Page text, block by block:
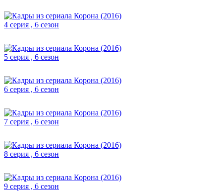
4 серия , 6 сезон
5 серия , 6 сезон
6 серия , 6 сезон
7 серия , 6 сезон
8 серия , 6 сезон
9 серия , 6 сезон